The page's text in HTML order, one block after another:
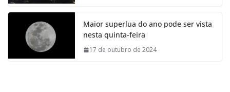
Maior superlua do ano pode ser vista
nesta quinta-feira
17 de outubro de 2024